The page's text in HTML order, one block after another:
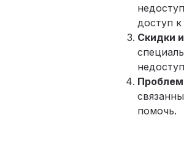
доступ
Скидки
помочь.